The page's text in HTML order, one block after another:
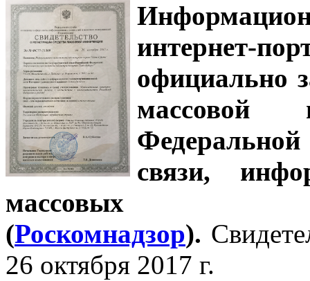
интернет-
официально
связи,
массовых
(Роскомнадзор).
26 октября 2017 г.